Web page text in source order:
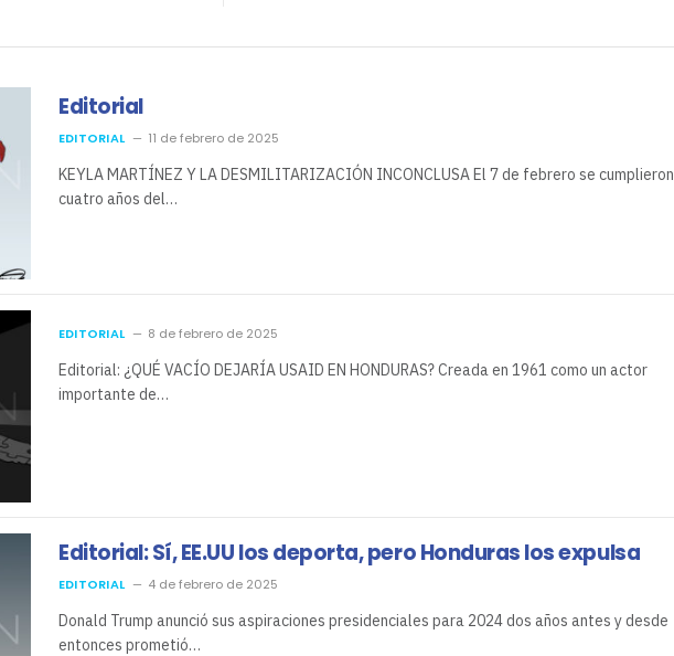
Editorial
EDITORIAL 11 de febrero de 2025
KEYLA MARTÍNEZ Y LA DESMILITARIZACIÓN INCONCLUSA El 7 de febrero se cumplieron
cuatro años del…
EDITORIAL 8 de febrero de 2025
Editorial: ¿QUÉ VACÍO DEJARÍA USAID EN HONDURAS? Creada en 1961 como un actor
importante de…
Editorial: Sí, EE.UU los deporta, pero Honduras los expulsa
EDITORIAL 4 de febrero de 2025
Donald Trump anunció sus aspiraciones presidenciales para 2024 dos años antes y desde
entonces prometió…